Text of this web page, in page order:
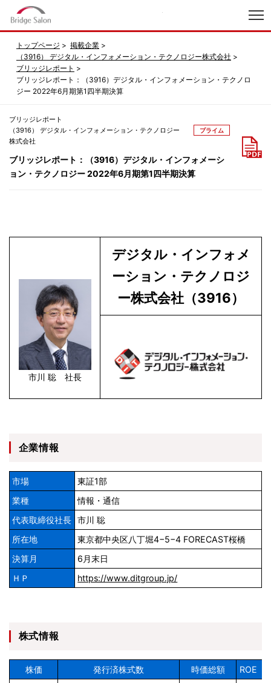
トップページ
掲載企業
（3916） デジタル・インフォメーション・テクノロジー株式会社
ブリッジレポート
ブリッジレポート：（3916）デジタル・インフォメーション・テクノロ
ジー 2022年6月期第1四半期決算
ブリッジレポート
（3916） デジタル・インフォメーション・テクノロジー
株式会社
プライム
ブリッジレポート：（3916）デジタル・インフォメーシ
ョン・テクノロジー 2022年6月期第1四半期決算
市川 聡 社長
デジタル・インフォメ
ーション・テクノロジ
ー株式会社（3916）
企業情報
市場
東証1部
業種
情報・通信
代表取締役社長
市川 聡
所在地
東京都中央区八丁堀4−5−4 FORECAST桜橋
決算月
6月末日
ＨＰ
https://www.ditgroup.jp/
株式情報
株価 発行済株式数 時価総額
ROE（